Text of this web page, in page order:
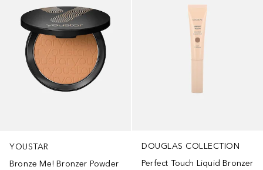
YOUSTAR
Bronze Me! Bronzer Powder
DOUGLAS COLLECTION
Perfect Touch Liquid Bronzer